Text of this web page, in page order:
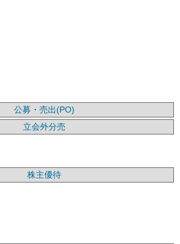
公募・売出(PO)
立会外分売
株主優待